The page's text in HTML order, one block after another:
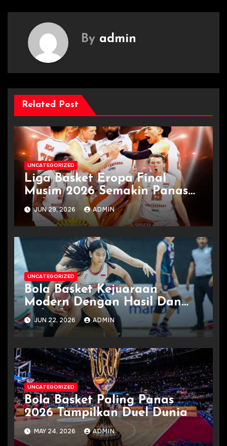
By admin
Related Post
UNCATEGORIZED
Liga Basket Eropa Final
Musim 2026 Semakin Panas
Terkini
JUN 29, 2026 ADMIN
UNCATEGORIZED
Bola Basket Kejuaraan
Modern Dengan Hasil Dan
Jadwal
JUN 22, 2026 ADMIN
UNCATEGORIZED
Bola Basket Paling Panas
2026 Tampilkan Duel Dunia
MAY 24, 2026 ADMIN